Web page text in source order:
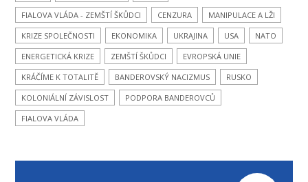
FIALOVA VLÁDA - ZEMŠTÍ ŠKŮDCI
CENZURA
MANIPULACE A LŽI
KRIZE SPOLEČNOSTI
EKONOMIKA UKRAJINA USA
NATO
ENERGETICKÁ KRIZE
ZEMŠTÍ ŠKŮDCI
EVROPSKÁ UNIE
KRÁČÍME K TOTALITĚ
BANDEROVSKÝ NACIZMUS
RUSKO
KOLONIÁLNÍ ZÁVISLOST
PODPORA BANDEROVCŮ
FIALOVA VLÁDA